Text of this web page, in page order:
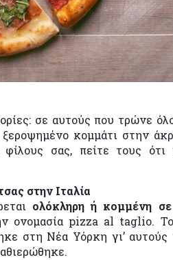
σε αυτούς που τρώνε
κομμάτι στην
σας, πείτε τους ότι
στην Ιταλία
ολόκληρη ή κομμένη
ονομασία pizza al taglio.
στη Νέα Υόρκη γι’